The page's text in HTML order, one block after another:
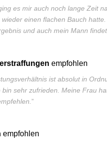
es mir auch noch lange Zeit
einen flachen Bauch
und auch mein Mann
empfohlen
ist absolut in
sehr zufrieden. Meine Frau
”
empfohlen